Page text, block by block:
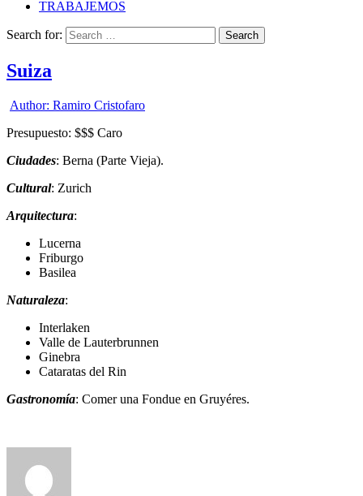
TRABAJEMOS
Search for:
Suiza
Author: Ramiro Cristofaro
Presupuesto: $$$ Caro
Ciudades: Berna (Parte Vieja).
Cultural: Zurich
Arquitectura:
Lucerna
Friburgo
Basilea
Naturaleza:
Interlaken
Valle de Lauterbrunnen
Ginebra
Cataratas del Rin
Gastronomía: Comer una Fondue en Gruyéres.